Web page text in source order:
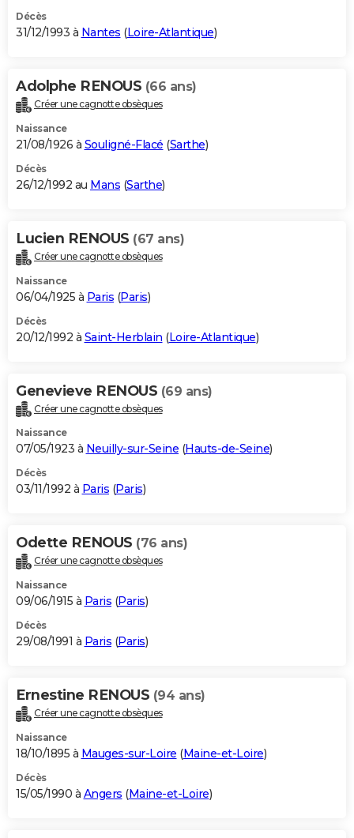
Décès
31/12/1993 à Nantes (Loire-Atlantique)
Adolphe RENOUS (66 ans)
Créer une cagnotte obsèques
Naissance
21/08/1926 à Souligné-Flacé (Sarthe)
Décès
26/12/1992 au Mans (Sarthe)
Lucien RENOUS (67 ans)
Créer une cagnotte obsèques
Naissance
06/04/1925 à Paris (Paris)
Décès
20/12/1992 à Saint-Herblain (Loire-Atlantique)
Genevieve RENOUS (69 ans)
Créer une cagnotte obsèques
Naissance
07/05/1923 à Neuilly-sur-Seine (Hauts-de-Seine)
Décès
03/11/1992 à Paris (Paris)
Odette RENOUS (76 ans)
Créer une cagnotte obsèques
Naissance
09/06/1915 à Paris (Paris)
Décès
29/08/1991 à Paris (Paris)
Ernestine RENOUS (94 ans)
Créer une cagnotte obsèques
Naissance
18/10/1895 à Mauges-sur-Loire (Maine-et-Loire)
Décès
15/05/1990 à Angers (Maine-et-Loire)